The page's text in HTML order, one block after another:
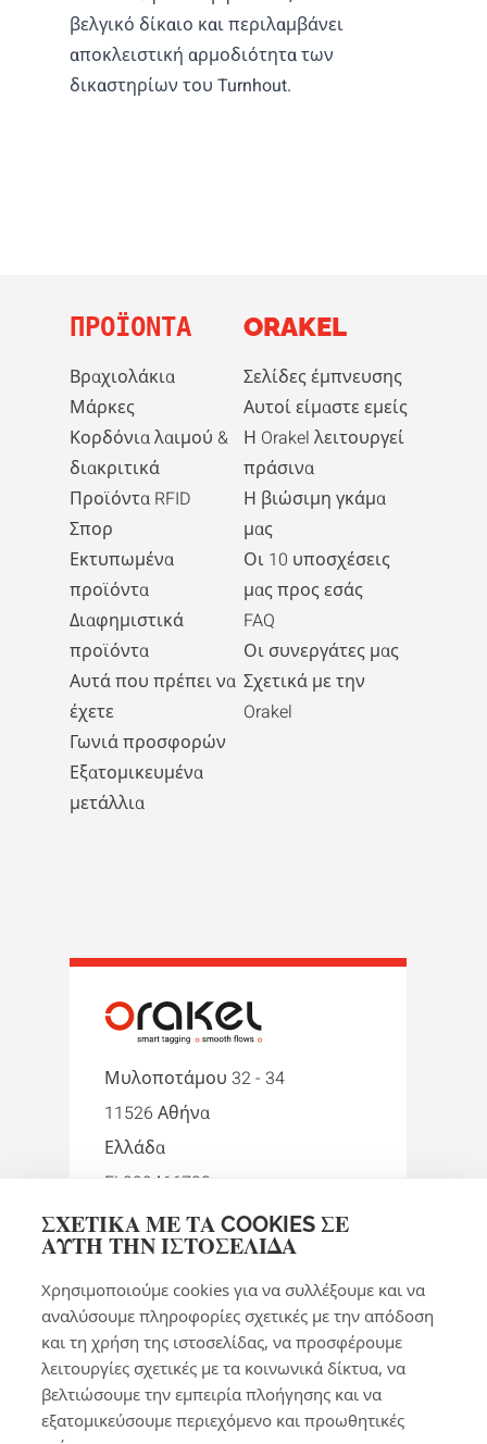
ΣΧΕΤΙΚΆ ΜΕ ΤΑ COOKIES ΣΕ
ΑΥΤΉ ΤΗΝ ΙΣΤΟΣΕΛΊΔΑ
Χρησιμοποιούμε cookies για να συλλέξουμε και να
αναλύσουμε πληροφορίες σχετικές με την απόδοση
και τη χρήση της ιστοσελίδας, να προσφέρουμε
λειτουργίες σχετικές με τα κοινωνικά δίκτυα, να
βελτιώσουμε την εμπειρία πλοήγησης και να
εξατομικεύσουμε περιεχόμενο και προωθητικές
βελγικό δίκαιο και περιλαμβάνει
αποκλειστική αρμοδιότητα των
δικαστηρίων του Turnhout.
ΠΡΟΪΌΝΤΑ
Βραχιολάκια
Μάρκες
Κορδόνια λαιμού &
διακριτικά
Προϊόντα RFID
Σπορ
Εκτυπωμένα
προϊόντα
Διαφημιστικά
προϊόντα
Αυτά που πρέπει να
έχετε
Γωνιά προσφορών
Εξατομικευμένα
μετάλλια
ORAKEL
Σελίδες έμπνευσης
Αυτοί είμαστε εμείς
Η Orakel λειτουργεί
πράσινα
Η βιώσιμη γκάμα
μας
Οι 10 υποσχέσεις
μας προς εσάς
FAQ
Οι συνεργάτες μας
Σχετικά με την
Orakel
Μυλοποτάμου 32 - 34
11526 Αθήνα
Ελλάδα
EL999466722
+30 210 9242274
orakel-gr@orakel.com
Facebook
Instagram
LinkedInWhatsApp
YouTube